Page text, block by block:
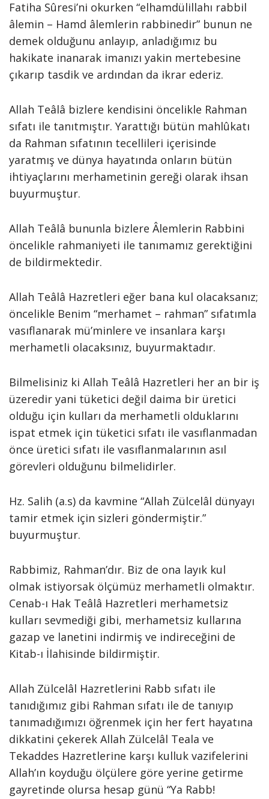
Fatiha Sûresi’ni okurken “elhamdülillahı rabbil
âlemin – Hamd âlemlerin rabbinedir” bunun ne
demek olduğunu anlayıp, anladığımız bu
hakikate inanarak imanızı yakin mertebesine
çıkarıp tasdik ve ardından da ikrar ederiz.
Allah Teâlâ bizlere kendisini öncelikle Rahman
sıfatı ile tanıtmıştır. Yarattığı bütün mahlûkatı
da Rahman sıfatının tecellileri içerisinde
yaratmış ve dünya hayatında onların bütün
ihtiyaçlarını merhametinin gereği olarak ihsan
buyurmuştur.
Allah Teâlâ bununla bizlere Âlemlerin Rabbini
öncelikle rahmaniyeti ile tanımamız gerektiğini
de bildirmektedir.
Allah Teâlâ Hazretleri eğer bana kul olacaksanız;
öncelikle Benim “merhamet – rahman” sıfatımla
vasıflanarak mü’minlere ve insanlara karşı
merhametli olacaksınız, buyurmaktadır.
Bilmelisiniz ki Allah Teâlâ Hazretleri her an bir iş
üzeredir yani tüketici değil daima bir üretici
olduğu için kulları da merhametli olduklarını
ispat etmek için tüketici sıfatı ile vasıflanmadan
önce üretici sıfatı ile vasıflanmalarının asıl
görevleri olduğunu bilmelidirler.
Hz. Salih (a.s) da kavmine “Allah Zülcelâl dünyayı
tamir etmek için sizleri göndermiştir.”
buyurmuştur.
Rabbimiz, Rahman’dır. Biz de ona layık kul
olmak istiyorsak ölçümüz merhametli olmaktır.
Cenab-ı Hak Teâlâ Hazretleri merhametsiz
kulları sevmediği gibi, merhametsiz kullarına
gazap ve lanetini indirmiş ve indireceğini de
Kitab-ı İlahisinde bildirmiştir.
Allah Zülcelâl Hazretlerini Rabb sıfatı ile
tanıdığımız gibi Rahman sıfatı ile de tanıyıp
tanımadığımızı öğrenmek için her fert hayatına
dikkatini çekerek Allah Zülcelâl Teala ve
Tekaddes Hazretlerine karşı kulluk vazifelerini
Allah’ın koyduğu ölçülere göre yerine getirme
gayretinde olursa hesap günü “Ya Rabb!